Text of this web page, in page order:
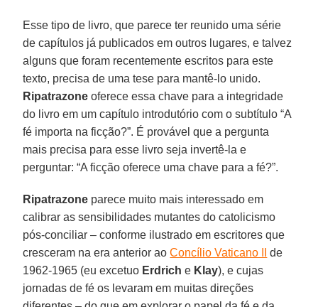
Esse tipo de livro, que parece ter reunido uma série
de capítulos já publicados em outros lugares, e talvez
alguns que foram recentemente escritos para este
texto, precisa de uma tese para mantê-lo unido.
Ripatrazone oferece essa chave para a integridade
do livro em um capítulo introdutório com o subtítulo “A
fé importa na ficção?”. É provável que a pergunta
mais precisa para esse livro seja invertê-la e
perguntar: “A ficção oferece uma chave para a fé?”.
Ripatrazone parece muito mais interessado em
calibrar as sensibilidades mutantes do catolicismo
pós-conciliar – conforme ilustrado em escritores que
cresceram na era anterior aoConcílio Vaticano II
de
1962-1965 (eu excetuo Erdrich e Klay), e cujas
jornadas de fé os levaram em muitas direções